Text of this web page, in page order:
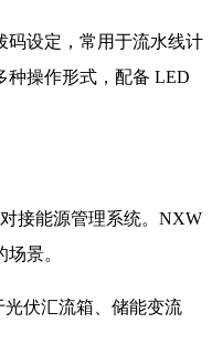
码设定，常用于流水线计
种操作形式，配备 LED
接能源管理系统。NXW
景。
伏汇流箱、储能变流